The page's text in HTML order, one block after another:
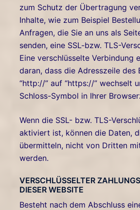
zum Schutz der Übertragung
Inhalte, wie zum Beispiel
Anfragen, die Sie an uns als
senden, eine SSL-bzw. TLS-
Eine verschlüsselte Verbindung
daran, dass die Adresszeile des
“http://” auf “https://” wechselt
Schloss-Symbol in Ihrer
Wenn die SSL- bzw. TLS-
aktiviert ist, können die Daten,
übermitteln, nicht von Dritten
werden.
VERSCHLÜSSELTER
DIESER WEBSITE
Besteht nach dem Abschluss